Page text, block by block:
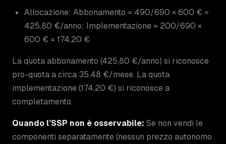
Allocazione: Abbonamento = 490/690 × 600 € =
425,80 €/anno; Implementazione = 200/690 ×
600 € = 174,20 €
La quota abbonamento (425,80 €/anno) si riconosce
pro-quota a circa 35,48 €/mese. La quota
implementazione (174,20 €) si riconosce a
completamento.
Quando l’SSP non è osservabile: Se non vendi le
componenti separatamente (nessun prezzo autonomo